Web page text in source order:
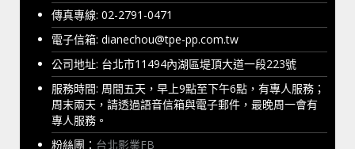
傳真專線: 02-2791-0471
電子信箱: dianechou@tpe-pp.com.tw
公司地址: 台北市11494內湖區堤頂大道一段223號
服務時間: 周間五天，早上9點至下午6點，有專人服務；
周末兩天，請透過語音信箱與電子郵件，最晚周一會有
專人服務。
粉絲團： 台北影業FB